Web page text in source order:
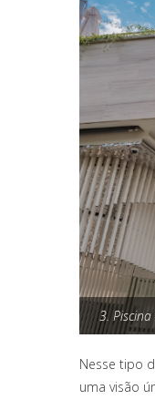
3.
Nesse tipo
uma visão